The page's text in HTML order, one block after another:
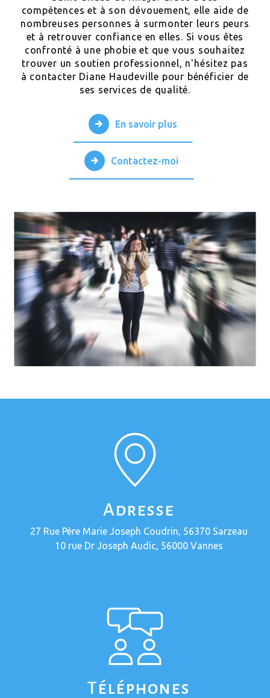
compétences et à son dévouement, elle aide de
nombreuses personnes à surmonter leurs peurs
et à retrouver confiance en elles. Si vous êtes
confronté à une phobie et que vous souhaitez
trouver un soutien professionnel, n'hésitez pas
à contacter Diane Haudeville pour bénéficier de
ses services de qualité.
En savoir plus
Contactez-moi
Adresse
27 Rue Père Marie Joseph Coudrin, 56370 Sarzeau
10 rue Dr Joseph Audic, 56000 Vannes
Téléphones